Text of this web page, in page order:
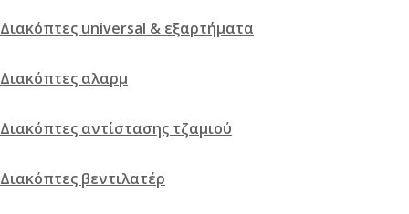
Διακόπτες universal & εξαρτήματα
Διακόπτες αλαρμ
Διακόπτες αντίστασης τζαμιού
Διακόπτες βεντιλατέρ